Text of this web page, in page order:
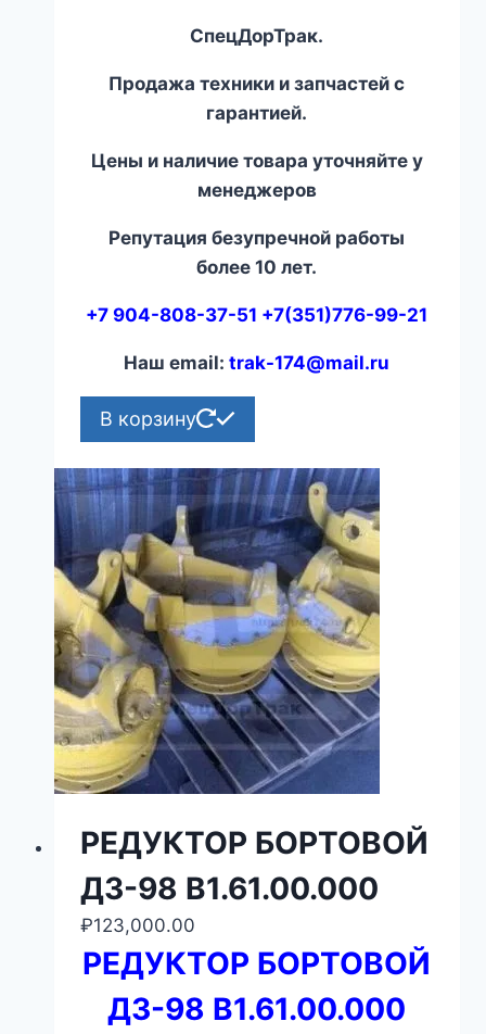
СпецДорТрак.
Продажа техники и запчастей с
гарантией.
Цены и наличие товара уточняйте у
менеджеров
Репутация безупречной работы
более 10 лет.
+7 904-808-37-51 +7(351)776-99-21
Наш email:trak-174@mail.ru
В корзину
РЕДУКТОР БОРТОВОЙ
ДЗ-98 В1.61.00.000
₽123,000.00
РЕДУКТОР БОРТОВОЙ
ДЗ-98 В1.61.00.000